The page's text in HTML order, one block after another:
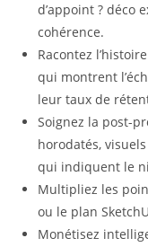
d’appoint ? déco
cohérence.
Racontez
qui montrent
leur taux de
Soignez la post-
horodatés,
qui indiquent le
Multipliez les
ou le plan
Monétisez